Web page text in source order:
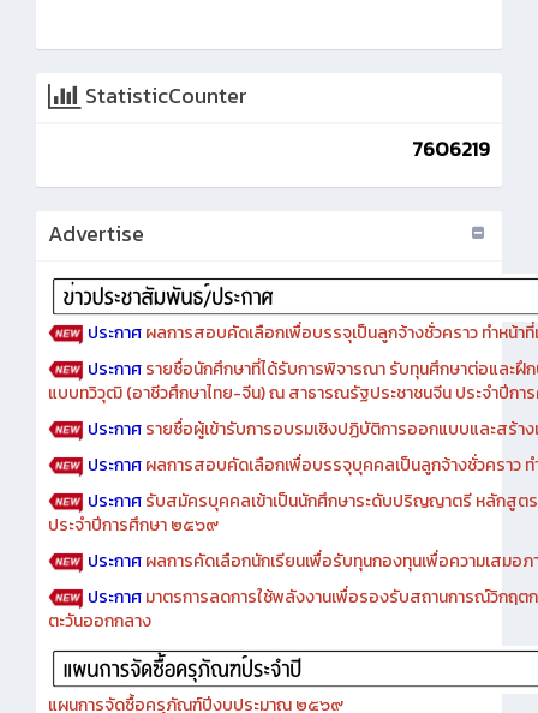
StatisticCounter
7606219
Advertise
ประกาศผลการสอบคัดเลือกเพื่อบรรจุเป็นลูกจ้างชั่วคราว ทำหน้าที่
ประกาศรายชื่อนักศึกษาที่ได้รับการพิจารณา รับทุนศึกษาต่อและฝึ
แบบทวิวุฒิ (อาชีวศึกษาไทย-จีน) ณ สาธารณรัฐประชาชนจีน ประจำปีก
ประกาศรายชื่อผู้เข้ารับการอบรมเชิงปฏิบัติการออกแบบและสร้า
ประกาศผลการสอบคัดเลือกเพื่อบรรจุบุคคลเป็นลูกจ้างชั่วคราว ท
ประกาศรับสมัครบุคคลเข้าเป็นนักศึกษาระดับปริญญาตรี หลักสูต
ประจำปีการศึกษา ๒๕๖๙
ประกาศผลการคัดเลือกนักเรียนเพื่อรับทุนกองทุนเพื่อความเสมอ
ประกาศมาตรการลดการใช้พลังงานเพื่อรองรับสถานการณ์วิกฤ
ตะวันออกกลาง
แผนการจัดซื้อครุภัณฑ์ปีงบประมาณ ๒๕๖๙